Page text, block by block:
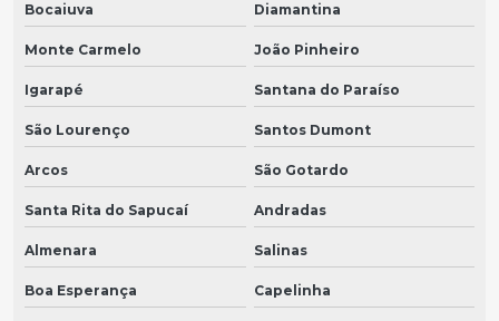
Bocaiuva Diamantina
Monte Carmelo João Pinheiro
Igarapé Santana do Paraíso
São Lourenço Santos Dumont
Arcos São Gotardo
Santa Rita do Sapucaí Andradas
Almenara Salinas
Boa Esperança Capelinha